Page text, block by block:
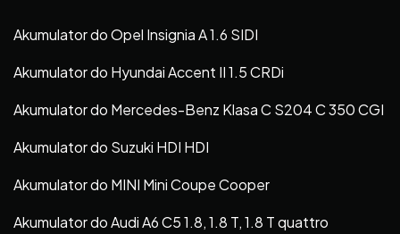
Akumulator do Opel Insignia A 1.6 SIDI
Akumulator do Hyundai Accent II 1.5 CRDi
Akumulator do Mercedes-Benz Klasa C S204 C 350 CGI
Akumulator do Suzuki HDI HDI
Akumulator do MINI Mini Coupe Cooper
Akumulator do Audi A6 C5 1.8, 1.8 T, 1.8 T quattro